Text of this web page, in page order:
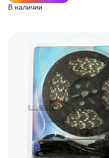
В наличии